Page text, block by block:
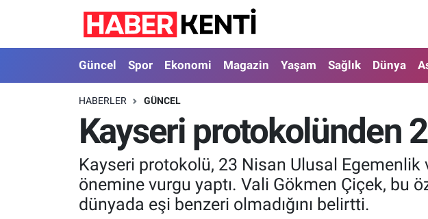
Güncel Spor Ekonomi Magazin Yaşam Sağlık Dünya
HABERLER GÜNCEL
Kayseri protokolünden
Kayseri protokolü, 23 Nisan Ulusal Egemenlik
önemine vurgu yaptı. Vali Gökmen Çiçek, bu
dünyada eşi benzeri olmadığını belirtti.
Güncel
Spor
Ekonomi
Magazin
Nöbetçi Eczaneler
Hava Durumu
İstanbul Namaz Vakitleri
Trafik Durumu
Süper Lig Puan Durumu ve Fikstür